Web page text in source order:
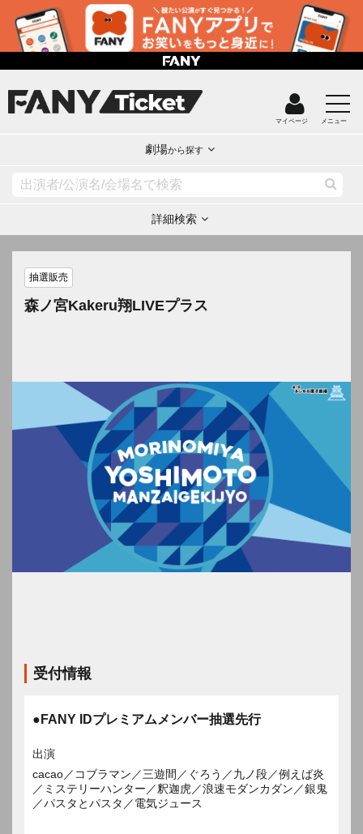
マイページ メニュー
劇場から探す
詳細検索
抽選販売
森ノ宮Kakeru翔LIVEプラス
受付情報
●FANY IDプレミアムメンバー抽選先行
出演
cacao／コブラマン／三遊間／ぐろう／九ノ段／例えば炎
／ミステリーハンター／釈迦虎／浪速モダンカダン／銀鬼
／パスタとパスタ／電気ジュース